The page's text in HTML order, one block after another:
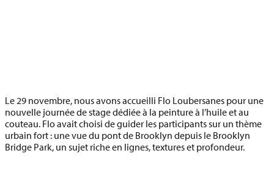
Le 29 novembre, nous avons accueilli Flo Loubersanes pour une
nouvelle journée de stage dédiée à la peinture à l’huile et au
couteau. Flo avait choisi de guider les participants sur un thème
urbain fort : une vue du pont de Brooklyn depuis le Brooklyn
Bridge Park, un sujet riche en lignes, textures et profondeur.